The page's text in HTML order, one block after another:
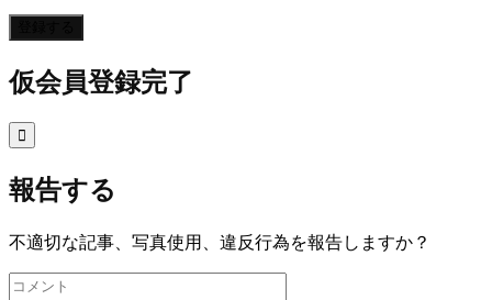
仮会員登録完了

報告する
不適切な記事、写真使用、違反行為を報告しますか？